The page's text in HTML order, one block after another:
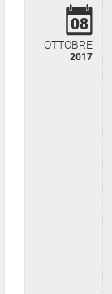
08
OTTOBRE
2017